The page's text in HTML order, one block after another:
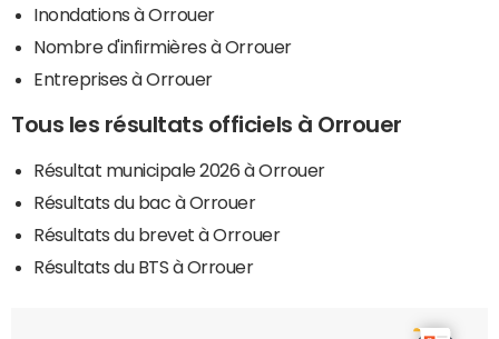
Inondations à Orrouer
Nombre d'infirmières à Orrouer
Entreprises à Orrouer
Tous les résultats officiels à Orrouer
Résultat municipale 2026 à Orrouer
Résultats du bac à Orrouer
Résultats du brevet à Orrouer
Résultats du BTS à Orrouer